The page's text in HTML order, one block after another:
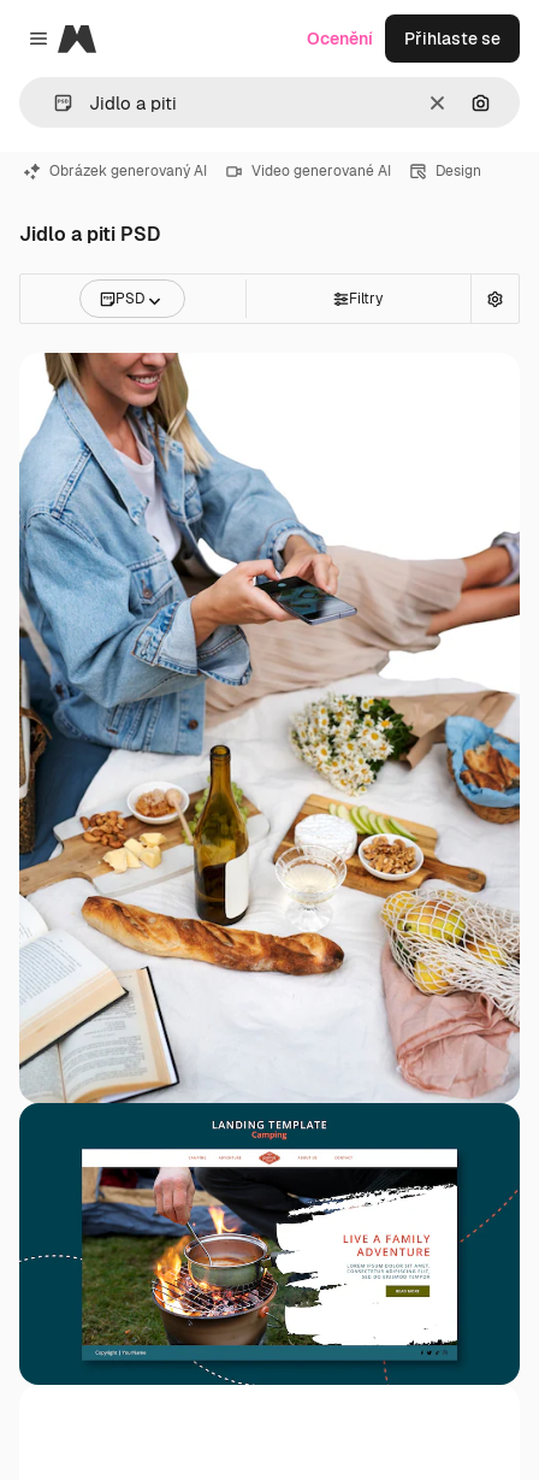
Close menu
Magnific
ZrušitHledat
Ocenění Přihlaste se
Obrázek generovaný AI Video generované AI Design
Jidlo a piti PSD
PSD Filtry